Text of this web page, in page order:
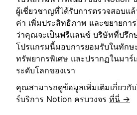
ผู้เชี่ยวชาญที่ได้รับการตรวจสอบแ
ค่า เพิ่มประสิทธิภาพ และขยายกา
ว่าคุณจะเป็นฟรีแลนซ์ บริษัทที่ปรึก
โปรแกรมนี้มอบการยอมรับในทักษ
ทรัพยากรพิเศษ และปรากฏในมาร์
ระดับโลกของเรา
คุณสามารถดูข้อมูลเพิ่มเติมเกี่ยวกั
ร์บริการ Notion ครบวงจร ที่นี่ →